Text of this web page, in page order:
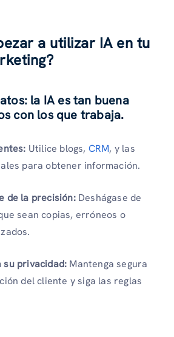
a utilizar IA en tu
la IA es tan buena
con los que trabaja.
Utilice blogs, CRM, y las
para obtener información.
de la precisión:Deshágase de
sean copias, erróneos o
su privacidad: Mantenga segura
del cliente y siga las reglas